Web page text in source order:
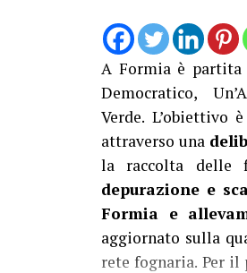
A Formia è partita
Democratico,
Verde.
attraverso una
la raccolta delle
depurazione e
Formia e
aggiornato sulla
rete fognaria. Per